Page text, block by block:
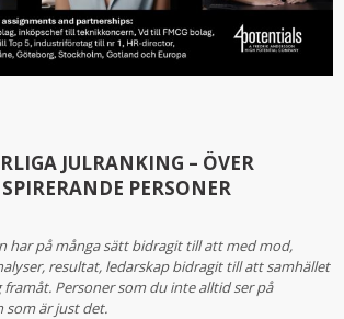
JULRANKING – ÖVER
PERSONER
har på många sätt bidragit till att med mod,
resultat, ledarskap bidragit till att samhället
framåt. Personer som du inte alltid ser på
som är just det.